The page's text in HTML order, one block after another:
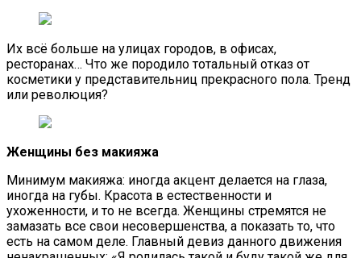
Их всё больше на улицах городов, в офисах,
ресторанах… Что же породило тотальный отказ от
косметики у представительниц прекрасного пола. Тренд
или революция?
Женщины без макияжа
Минимум макияжа: иногда акцент делается на глаза,
иногда на губы. Красота в естественности и
ухоженности, и то не всегда. Женщины стремятся не
замазать все свои несовершенства, а показать то, что
есть на самом деле. Главный девиз данного движения